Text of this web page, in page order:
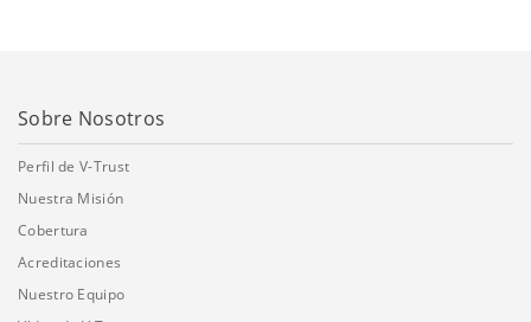
Sobre Nosotros
Perfil de V-Trust
Nuestra Misión
Cobertura
Acreditaciones
Nuestro Equipo